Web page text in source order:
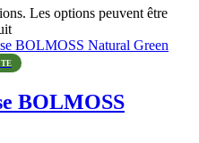
Les options peuvent être
BOLMOSS